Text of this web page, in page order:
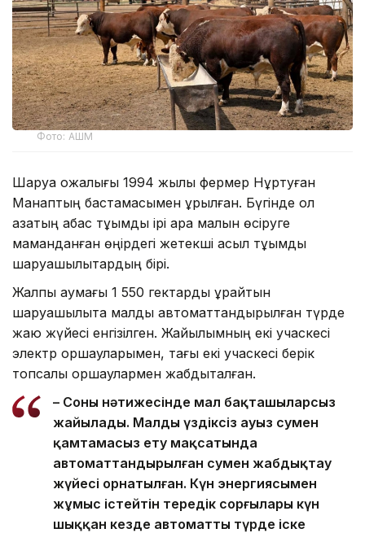
Фото: АШМ
Шаруа қожалығы 1994 жылы фермер Нұртуған
Манаптың бастамасымен құрылған. Бүгінде ол
қазақтың ақбас тұқымды ірі қара малын өсіруге
маманданған өңірдегі жетекші асыл тұқымды
шаруашылықтардың бірі.
Жалпы аумағы 1 550 гектарды құрайтын
шаруашылықта малды автоматтандырылған түрде
жаю жүйесі енгізілген. Жайылымның екі учаскесі
электр қоршауларымен, тағы екі учаскесі берік
топсалы қоршаулармен жабдықталған.
– Соның нәтижесінде мал бақташыларсыз
жайылады. Малды үздіксіз ауыз сумен
қамтамасыз ету мақсатында
автоматтандырылған сумен жабдықтау
жүйесі орнатылған. Күн энергиясымен
жұмыс істейтін тереңдік сорғылары күн
шыққан кезде автоматты түрде іске